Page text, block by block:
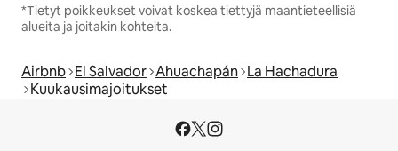
*Tietyt poikkeukset voivat koskea tiettyjä maantieteellisiä
alueita ja joitakin kohteita.
Airbnb El Salvador Ahuachapán La Hachadura
Kuukausimajoitukset